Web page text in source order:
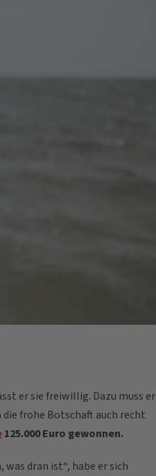
er sie freiwillig. Dazu muss er
frohe Botschaft auch recht
125.000 Euro gewonnen.
dran ist“, habe er sich